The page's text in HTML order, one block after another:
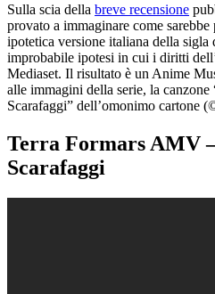
Sulla scia della breve recensione
provato a immaginare come sarebbe
ipotetica versione italiana della sigla
improbabile ipotesi in cui i diritti
Mediaset. Il risultato è un Anime
alle immagini della serie, la canzone
Scarafaggi” dell’omonimo cartone
Terra Formars AMV
Scarafaggi